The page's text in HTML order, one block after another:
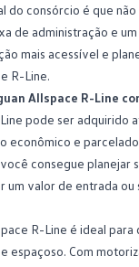
do consórcio é que não
de administração e um
mais acessível e
R-Line.
Allspace R-Line
pode ser adquirido
econômico e
consegue planejar
um valor de entrada ou
R-Line é ideal para
espaçoso. Com